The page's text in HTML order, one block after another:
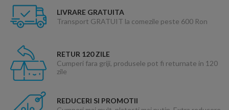
LIVRARE GRATUITA
Transport GRATUIT la comezile peste 600 Ron
RETUR 120 ZILE
Cumperi fara griji, produsele pot fi returnate in 120
zile
REDUCERI SI PROMOTII